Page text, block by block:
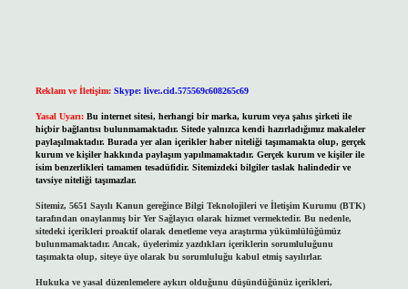
Reklam ve İletişim: Skype: live:.cid.575569c608265c69
Yasal Uyarı: Bu internet sitesi, herhangi bir marka, kurum veya şahıs şirketi ile
hiçbir bağlantısı bulunmamaktadır. Sitede yalnızca kendi hazırladığımız makaleler
paylaşılmaktadır. Burada yer alan içerikler haber niteliği taşımamakta olup, gerçek
kurum ve kişiler hakkında paylaşım yapılmamaktadır. Gerçek kurum ve kişiler ile
isim benzerlikleri tamamen tesadüfidir. Sitemizdeki bilgiler taslak halindedir ve
tavsiye niteliği taşımazlar.
Sitemiz, 5651 Sayılı Kanun gereğince Bilgi Teknolojileri ve İletişim Kurumu (BTK)
tarafından onaylanmış bir Yer Sağlayıcı olarak hizmet vermektedir. Bu nedenle,
sitedeki içerikleri proaktif olarak denetleme veya araştırma yükümlülüğümüz
bulunmamaktadır. Ancak, üyelerimiz yazdıkları içeriklerin sorumluluğunu
taşımakta olup, siteye üye olarak bu sorumluluğu kabul etmiş sayılırlar.
Hukuka ve yasal düzenlemelere aykırı olduğunu düşündüğünüz içerikleri,